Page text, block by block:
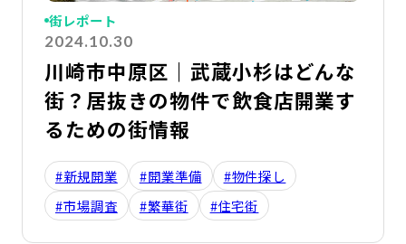
2024.10.30
街レポート
川崎市中原区｜武蔵小杉はどんな
街？居抜きの物件で飲食店開業す
るための街情報
#新規開業 #開業準備
#物件探し
#市場調査
#繁華街 #住宅街